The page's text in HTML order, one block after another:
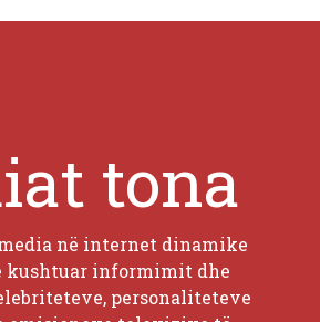
tona
në internet dinamike
kushtuar informimit dhe
personaliteteve